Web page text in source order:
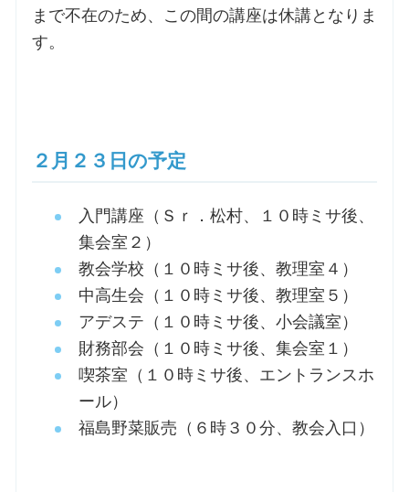
まで不在のため、この間の講座は休講となりま
す。
２月２３日の予定
入門講座（Ｓｒ．松村、１０時ミサ後、
集会室２）
教会学校（１０時ミサ後、教理室４）
中高生会（１０時ミサ後、教理室５）
アデステ（１０時ミサ後、小会議室）
財務部会（１０時ミサ後、集会室１）
喫茶室（１０時ミサ後、エントランスホ
ール）
福島野菜販売（６時３０分、教会入口）